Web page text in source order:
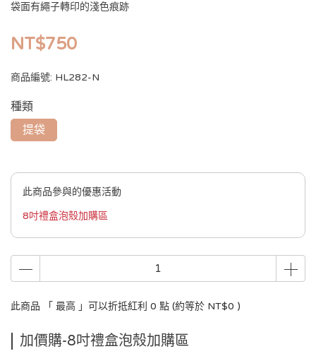
袋面有繩子轉印的淺色痕跡
NT$750
商品編號: HL282-N
種類
提袋
此商品參與的優惠活動
8吋禮盒泡殼加購區
此商品 「 最高 」可以折抵紅利 0 點 (約等於 NT$0 )
加價購-8吋禮盒泡殼加購區